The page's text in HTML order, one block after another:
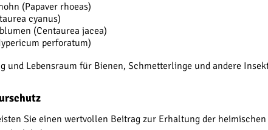
(Papaver rhoeas)
cyanus)
(Centaurea jacea)
perforatum)
und Lebensraum für Bienen, Schmetterlinge und andere
Sie einen wertvollen Beitrag zur Erhaltung der